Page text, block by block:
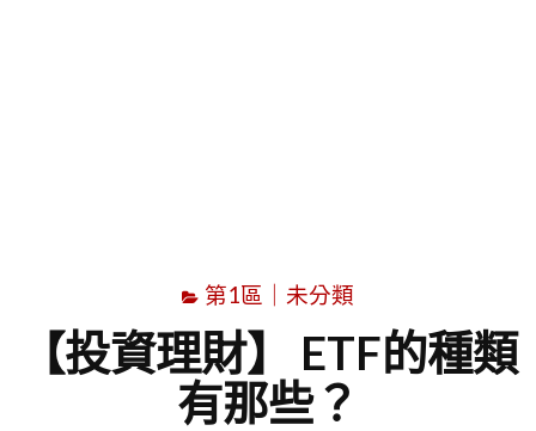
第1區｜未分類
【投資理財】 ETF的種類
有那些？